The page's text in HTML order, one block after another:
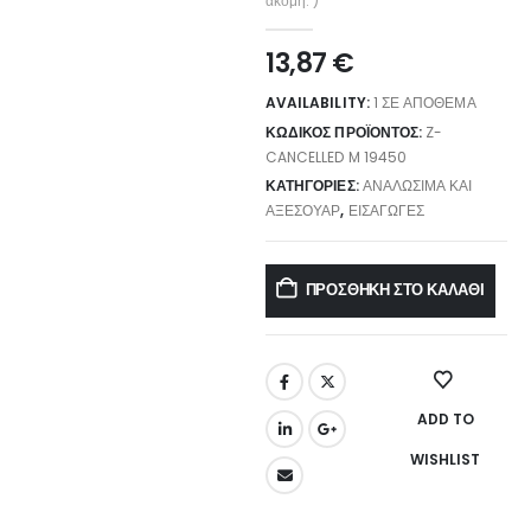
13,87€
AVAILABILITY:1 ΣΕ ΑΠΌΘΕΜΑ
ΚΩΔΙΚΌΣ ΠΡΟΪΌΝΤΟΣ: Z-
CANCELLED M 19450
ΚΑΤΗΓΟΡΊΕΣ:ΑΝΑΛΏΣΙΜΑ ΚΑΙ
ΑΞΕΣΟΥΆΡ, ΕΙΣΑΓΩΓΈΣ
ΠΡΟΣΘΉΚΗ ΣΤΟ ΚΑΛΆΘΙ
ADD TO
WISHLIST